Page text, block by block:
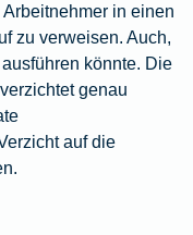
in einen
zu verweisen. Auch,
könnte. Die
genau
auf die